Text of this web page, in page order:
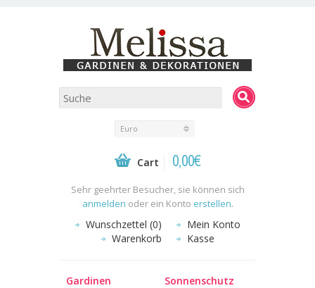
Euro
Cart 0,00€
Sehr geehrter Besucher, sie können sich
anmelden oder ein Konto erstellen.
Wunschzettel (0)
Mein Konto
Warenkorb
Kasse
Gardinen
Sonnenschutz